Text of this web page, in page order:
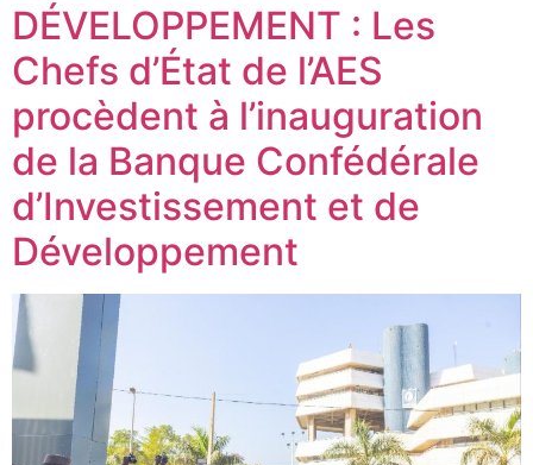
DÉVELOPPEMENT : Les
Chefs d’État de l’AES
procèdent à l’inauguration
de la Banque Confédérale
d’Investissement et de
Développement